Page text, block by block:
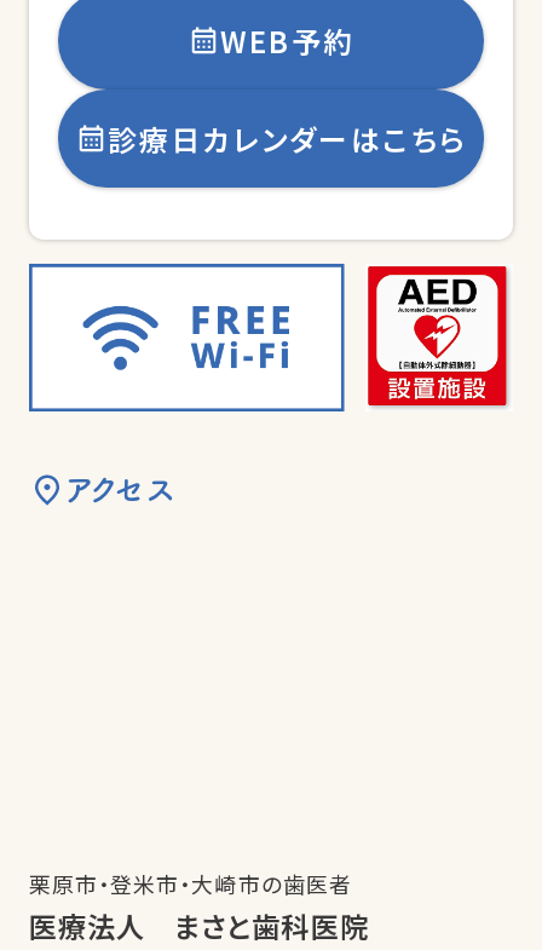
WEB予約
診療日カレンダーはこちら
アクセス
栗原市・登米市・大崎市の歯医者
医療法人 まさと歯科医院